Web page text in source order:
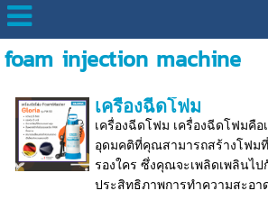
foam injection machine
เครื่องฉีดโฟม
เครื่องฉีดโฟม เครื่องฉีดโฟมคื
อุดมคติที่คุณสามารถสร้างโฟมที่
รองใคร ซึ่งคุณจะเพลิดเพลินไ
ประสิทธิภาพการทำความสะอาด